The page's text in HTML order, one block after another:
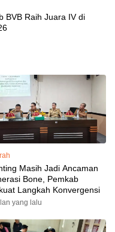
BVB Raih Juara IV di
Masih Jadi Ancaman
Bone, Pemkab
Langkah Konvergensi
yang lalu